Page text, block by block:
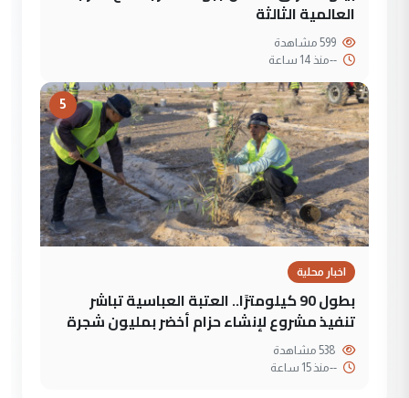
العالمية الثالثة
--منذ 14 ساعة
5
اخبار محلية
بطول 90 كيلومترًا.. العتبة العباسية تباشر
تنفيذ مشروع لإنشاء حزام أخضر بمليون شجرة
--منذ 15 ساعة